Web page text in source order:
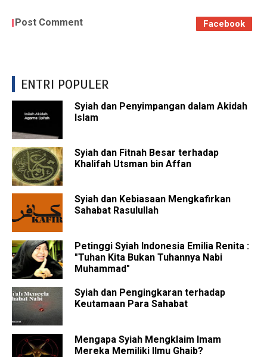
Post Comment Facebook
ENTRI POPULER
Syiah dan Penyimpangan dalam Akidah
Islam
Syiah dan Fitnah Besar terhadap
Khalifah Utsman bin Affan
Syiah dan Kebiasaan Mengkafirkan
Sahabat Rasulullah
Petinggi Syiah Indonesia Emilia Renita :
"Tuhan Kita Bukan Tuhannya Nabi
Muhammad"
Syiah dan Pengingkaran terhadap
Keutamaan Para Sahabat
Mengapa Syiah Mengklaim Imam
Mereka Memiliki Ilmu Ghaib?